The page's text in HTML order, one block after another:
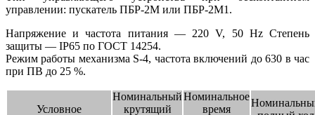
управлении: пускатель ПБР-2М или ПБР-2М1.
Напряжение и частота питания — 220 V, 50 Hz Степень
защиты — IP65 по ГОСТ 14254.
Режим работы механизма S-4, частота включений до 630 в час
при ПВ до 25 %.
Условное
Номинальный
крутящий
Номинальное
время